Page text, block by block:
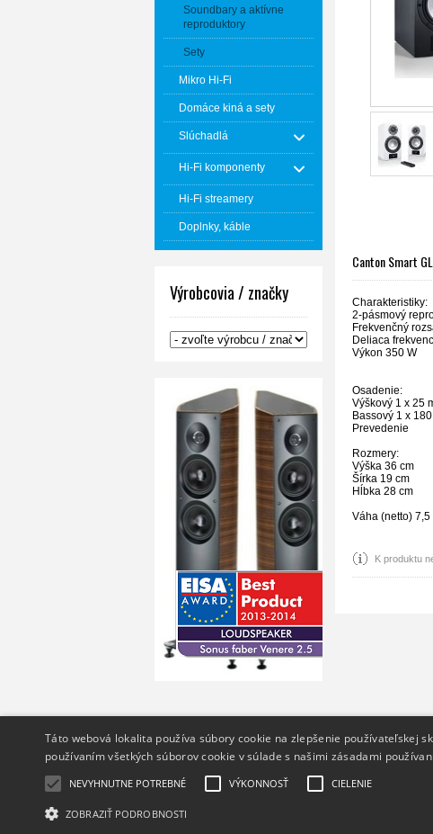
Soundbary a aktívne
reproduktory
Sety
Mikro Hi-Fi
Domáce kiná a sety
Slúchadlá
Hi-Fi komponenty
Hi-Fi streamery
Doplnky, káble
Výrobcovia / značky
Canton Smart
Charakteristiky:
2-pásmový
Frekvenčný
Deliaca
Výkon 350 W
Osadenie:
Výškový 1 x 25
Bassový 1 x
Prevedenie
Rozmery:
Výška 36 cm
Šírka 19 cm
Hĺbka 28 cm
Váha (netto) 7,5
K produktu
Info
O nás
Táto webová lokalita používa súbory cookie na zlepšenie používateľskej
používaním všetkých súborov cookie v súlade s našimi zásadami
NEVYHNUTNE POTREBNÉ VÝKONNOSŤ CIELENIE
ZOBRAZIŤ PODROBNOSTI